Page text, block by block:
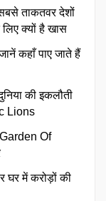
ताकतवर देशों
क्यों है खास
कहाँ पाए जाते हैं
की इकलौती
Lions
Garden Of
घर में करोड़ों की